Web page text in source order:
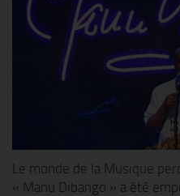
Le monde de la Musique
« Manu Dibango » a été